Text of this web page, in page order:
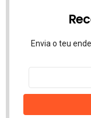
Envia o teu
Endereço
email